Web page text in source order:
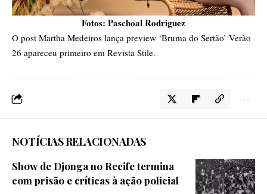
Fotos: Paschoal Rodriguez
O post Martha Medeiros lança preview ‘Bruma do Sertão’ Verão
26 apareceu primeiro em Revista Stile.
NOTÍCIAS RELACIONADAS
Show de Djonga no Recife termina
com prisão e críticas à ação policial